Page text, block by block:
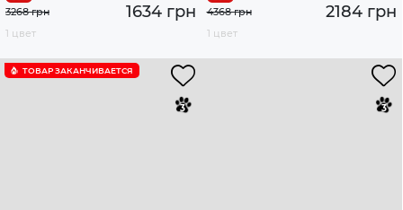
1634 грн
3268 грн
1 цвет
2184 грн
4368 грн
1 цвет
ТОВАР ЗАКАНЧИВАЕТСЯ